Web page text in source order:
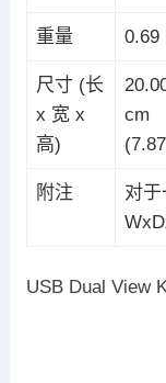
重量 0.69
尺寸 (长
x 宽 x
高)
cm
附注
对
USB Dual View